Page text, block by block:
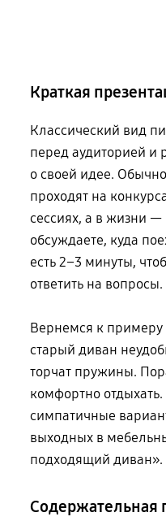
Краткая
Классический вид
перед аудиторией и
о своей идее.
проходят на
сессиях, а в жизни —
обсуждаете, куда
есть 2–3 минуты,
ответить на вопросы.
Вернемся к
старый диван
торчат пружины.
комфортно отдыхать.
симпатичные
выходных в
подходящий диван».
Содержательная